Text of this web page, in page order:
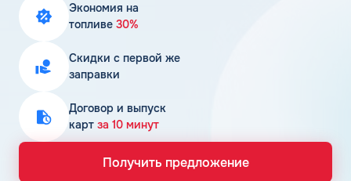
Экономия на
топливе 30%
Скидки с первой же
заправки
Договор и выпуск
карт за 10 минут
Получить предложение